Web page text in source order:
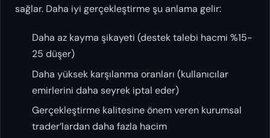
sağlar. Daha iyi gerçekleştirme şu anlama gelir:
Daha az kayma şikayeti (destek talebi hacmi %15-
25 düşer)
Daha yüksek karşılanma oranları (kullanıcılar
emirlerini daha seyrek iptal eder)
Gerçekleştirme kalitesine önem veren kurumsal
trader’lardan daha fazla hacim